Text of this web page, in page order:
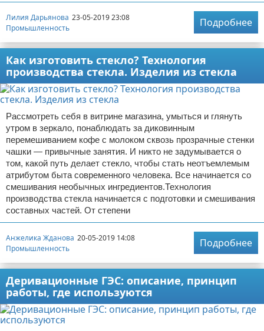
Лилия Дарьянова 23-05-2019 23:08
Промышленность
Подробнее
Как изготовить стекло? Технология
производства стекла. Изделия из стекла
Рассмотреть себя в витрине магазина, умыться и глянуть
утром в зеркало, понаблюдать за диковинным
перемешиванием кофе с молоком сквозь прозрачные стенки
чашки — привычные занятия. И никто не задумывается о
том, какой путь делает стекло, чтобы стать неотъемлемым
атрибутом быта современного человека. Все начинается со
смешивания необычных ингредиентов.Технология
производства стекла начинается с подготовки и смешивания
составных частей. От степени
Анжелика Жданова 20-05-2019 14:08
Промышленность
Подробнее
Деривационные ГЭС: описание, принцип
работы, где используются